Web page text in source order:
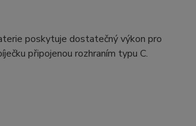
poskytuje dostatečný výkon pro
připojenou rozhraním typu C.